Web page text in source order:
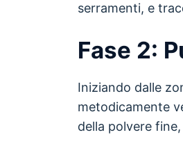
serramenti, e
Fase 2:
Iniziando dalle
metodicamente
della polvere